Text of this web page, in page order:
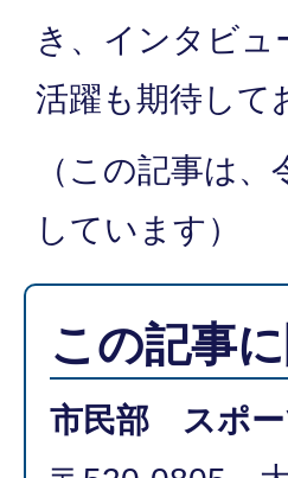
き、インタビ
活躍も期待して
（この記事は
しています）
この記事
市民部 スポー